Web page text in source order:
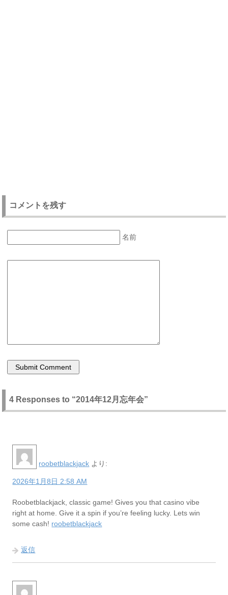
コメントを残す
名前
4 Responses to “2014年12月忘年会”
roobetblackjack より:
2026年1月8日 2:58 AM
Roobetblackjack, classic game! Gives you that casino vibe
right at home. Give it a spin if you’re feeling lucky. Lets win
some cash! roobetblackjack
返信